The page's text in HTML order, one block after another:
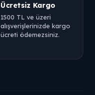
Ücretsiz Kargo
1500 TL ve üzeri
alışverişlerinizde kargo
ücreti ödemezsiniz.